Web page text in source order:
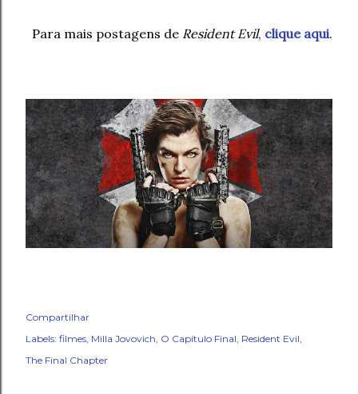
Para mais postagens de Resident Evil, clique aqui.
Compartilhar
Labels: filmes Milla Jovovich O Capítulo Final Resident Evil
The Final Chapter